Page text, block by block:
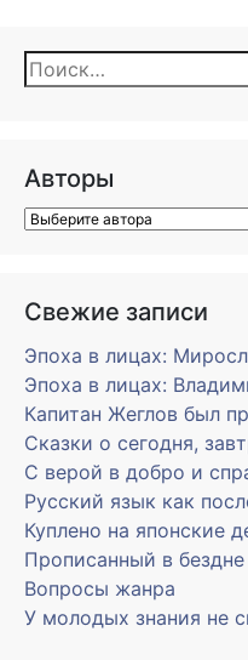
Найти:
Авторы
Свежие записи
Эпоха в лицах:
Эпоха в лицах:
Капитан Жеглов был
Сказки о сегодня,
С верой в добро и
Русский язык как
Куплено на японские
Прописанный в бездне
Вопросы жанра
У молодых знания не